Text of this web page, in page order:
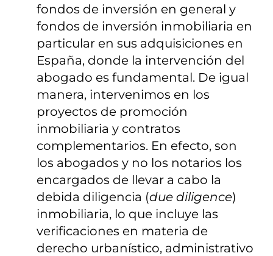
fondos de inversión en general y
fondos de inversión inmobiliaria en
particular en sus adquisiciones en
España, donde la intervención del
abogado es fundamental. De igual
manera, intervenimos en los
proyectos de promoción
inmobiliaria y contratos
complementarios. En efecto, son
los abogados y no los notarios los
encargados de llevar a cabo la
debida diligencia (due diligence)
inmobiliaria, lo que incluye las
verificaciones en materia de
derecho urbanístico, administrativo